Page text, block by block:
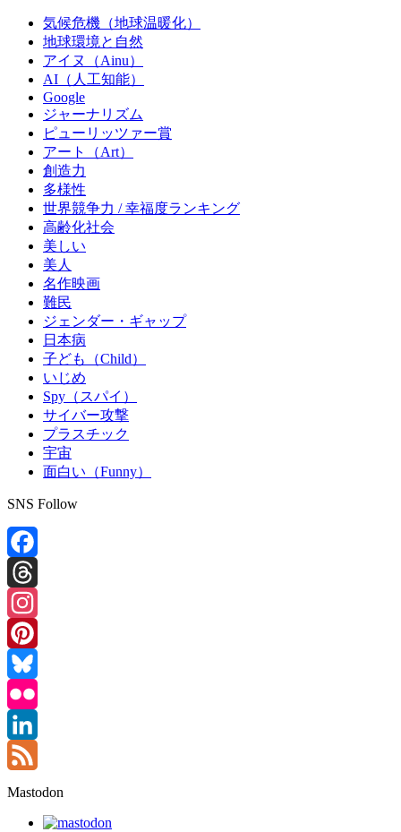
気候危機（地球温暖化）
地球環境と自然
アイヌ（Ainu）
AI（人工知能）
Google
ジャーナリズム
ピューリッツァー賞
アート（Art）
創造力
多様性
世界競争力 / 幸福度ランキング
高齢化社会
美しい
美人
名作映画
難民
ジェンダー・ギャップ
日本病
子ども（Child）
いじめ
Spy（スパイ）
サイバー攻撃
プラスチック
宇宙
面白い（Funny）
SNS Follow
Facebook
Threads
Instagram
Pinterest
Bluesky
Flickr
LinkedIn
Feed
Mastodon